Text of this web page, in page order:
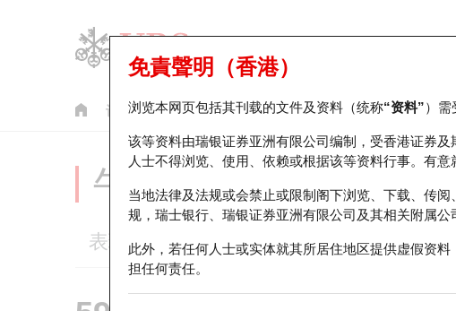
认股证 牛熊证 美股指数产品 轮证市场统计 正股数
免責聲明（香港）
浏览本网页包括其刊载的文件及资料（统称“资料”）需
该等资料由瑞银证券亚洲有限公司编制，受香港证券
人士不得浏览、使用、依赖或根据该等资料行事。有
当地法律及法规或会禁止或限制阁下浏览、下载、传
规，瑞士银行、瑞银证券亚洲有限公司及其相关附属公
此外，若任何人士或实体就其所居住地区提供虚假资
担任何责任。
牛熊证分析仪
表现 街货统计 比较